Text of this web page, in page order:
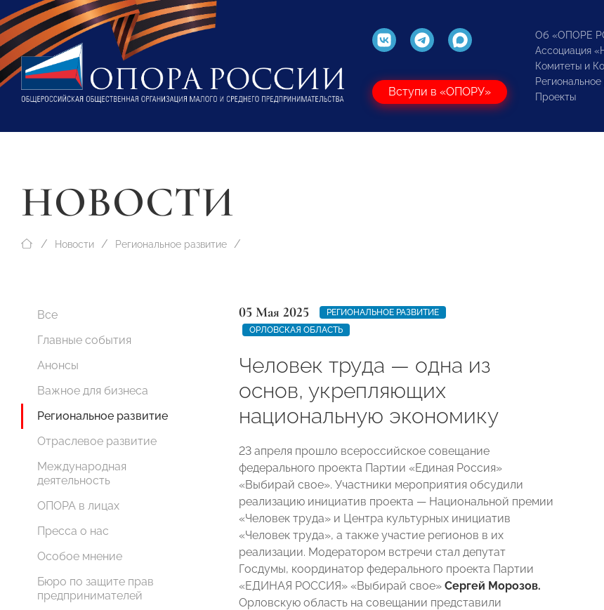
Вступи в «ОПОРУ»
Об «ОПОРЕ
Ассоциация
Комитеты и
Региональное
Проекты
НОВОСТИ
Новости Региональное развитие
Все
Главные события
Анонсы
Важное для бизнеса
Региональное развитие
Отраслевое развитие
Международная
деятельность
ОПОРА в лицах
Пресса о нас
Особое мнение
Бюро по защите прав
предпринимателей
05 Мая 2025
РЕГИОНАЛЬНОЕ РАЗВИТИЕ
ОРЛОВСКАЯ ОБЛАСТЬ
Человек труда — одна из
основ, укрепляющих
национальную экономику
23 апреля прошло всероссийское совещание
федерального проекта Партии «Единая Россия»
«Выбирай свое». Участники мероприятия обсудили
реализацию инициатив проекта — Национальной премии
«Человек труда» и Центра культурных инициатив
«Человек труда», а также участие регионов в их
реализации. Модератором встречи стал депутат
Госдумы, координатор федерального проекта Партии
«ЕДИНАЯ РОССИЯ» «Выбирай свое» Сергей Морозов.
Орловскую область на совещании представили